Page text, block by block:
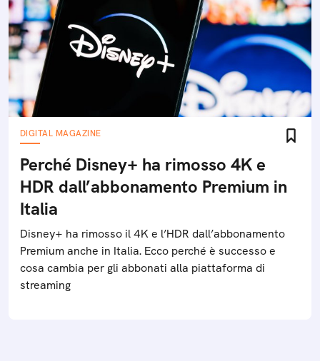
DIGITAL MAGAZINE
Perché Disney+ ha rimosso 4K e
HDR dall’abbonamento Premium in
Italia
Disney+ ha rimosso il 4K e l’HDR dall’abbonamento
Premium anche in Italia. Ecco perché è successo e
cosa cambia per gli abbonati alla piattaforma di
streaming